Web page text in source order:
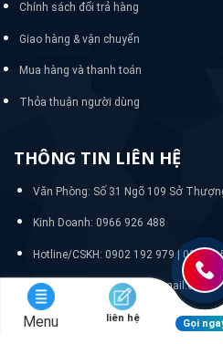
Chính sách đổi trả hàng
Giao hàng & vận chuyển
Mua hàng và thanh toán
Thỏa thuận người dùng
THÔNG TIN LIÊN HỆ
Văn Phòng: Số 31 Ngõ 109 Sở
Kinh Doanh: 0966 926 488
Hotline/CSKH: 0902 192 979 | 024 33
Email: quanlywebnasa@gmail.com
Menu liên hệ Gọi